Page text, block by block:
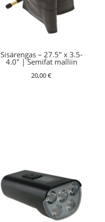
Sisärengas – 27.5″ x 3.5-
4.0″ | Semifat malliin
20,00€